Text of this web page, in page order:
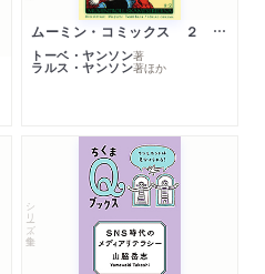
ムーミン・コミックス ２ あこがれの遠い土地
トーベ・ヤンソン著
ラルス・ヤンソン著ほか
シリーズ・全集